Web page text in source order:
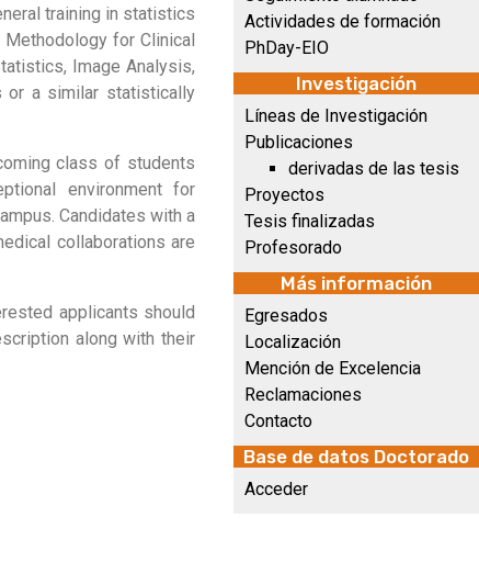
training in statistics
for Clinical
Image Analysis,
or a similar statistically
class of students
environment for
Candidates with a
collaborations are
applicants should
along with their
Actividades de formación
PhDay-EIO
Investigación
Líneas de Investigación
Publicaciones
derivadas de las tesis
Proyectos
Tesis finalizadas
Profesorado
Más información
Egresados
Localización
Mención de Excelencia
Reclamaciones
Contacto
Base de datos Doctorado
Acceder